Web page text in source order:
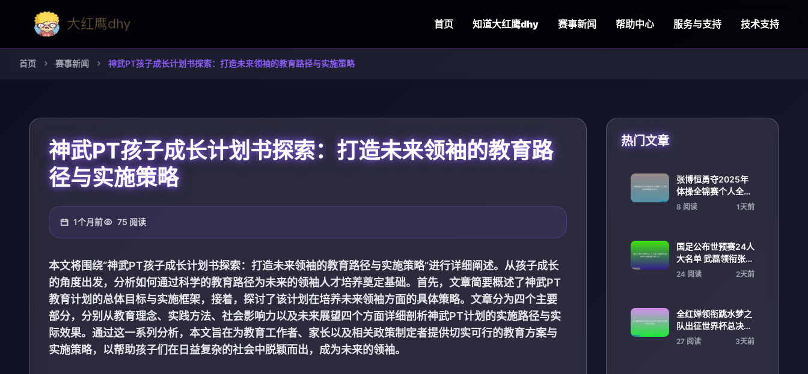
首页 知道大红鹰dhy 赛事新闻 帮助中心 服务与支持 技术支持
首页 赛事新闻 神武PT孩子成长计划书探索：打造未来领袖的教育路径与实施策略
神武PT孩子成长计划书探索：打造未来领袖的教育路
径与实施策略
1个月前 75 阅读
本文将围绕“神武PT孩子成长计划书探索：打造未来领袖的教育路径与实施策略”进行详细阐述。从孩子成长
的角度出发，分析如何通过科学的教育路径为未来的领袖人才培养奠定基础。首先，文章简要概述了神武PT
教育计划的总体目标与实施框架，接着，探讨了该计划在培养未来领袖方面的具体策略。文章分为四个主要
部分，分别从教育理念、实践方法、社会影响力以及未来展望四个方面详细剖析神武PT计划的实施路径与实
际效果。通过这一系列分析，本文旨在为教育工作者、家长以及相关政策制定者提供切实可行的教育方案与
实施策略，以帮助孩子们在日益复杂的社会中脱颖而出，成为未来的领袖。
热门文章
张博恒勇夺2025年
体操全锦赛个人全能
冠军展现超凡实力
8 阅读 1天前
国足公布世预赛24人
大名单 武磊领衔张玉
宁入选再展冲击之力
24 阅读 2天前
全红婵领衔跳水梦之
队出征世界杯总决赛
冲击全满贯
27 阅读 3天前